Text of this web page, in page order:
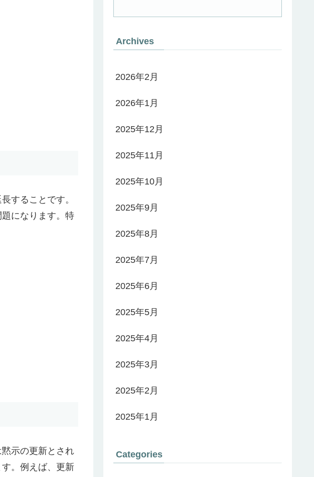
することです。
になります。特
示の更新とされ
。例えば、更新
Archives
2026年2月
2026年1月
2025年12月
2025年11月
2025年10月
2025年9月
2025年8月
2025年7月
2025年6月
2025年5月
2025年4月
2025年3月
2025年2月
2025年1月
Categories